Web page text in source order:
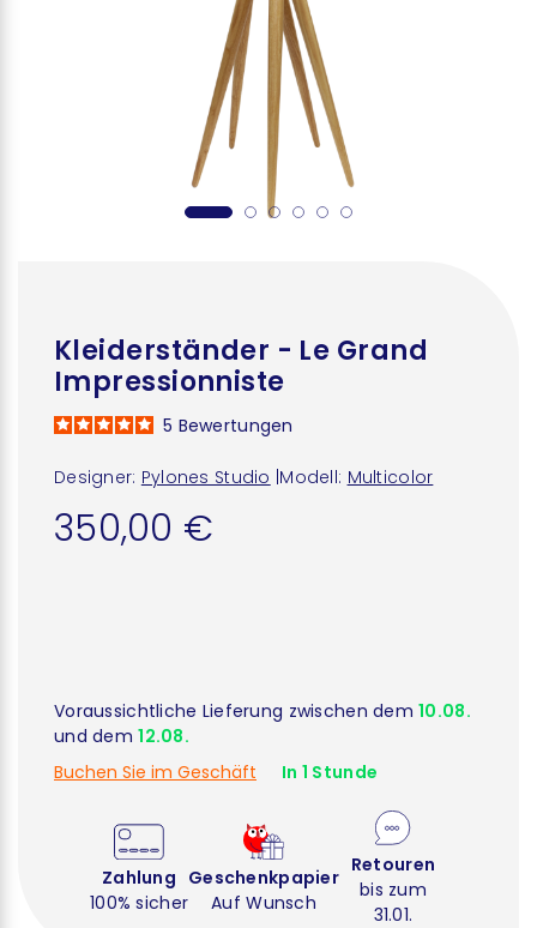
Kleiderständer - Le Grand
Impressionniste
Designer: Pylones Studio Modell: Multicolor
5 Bewertungen
350,00 €
Voraussichtliche Lieferung zwischen dem10.08.
und dem12.08.
Buchen Sie im Geschäft
In 1 Stunde
Zahlung
100% sicher
Geschenkpapier
Auf Wunsch
Retouren
bis zum
31.01.